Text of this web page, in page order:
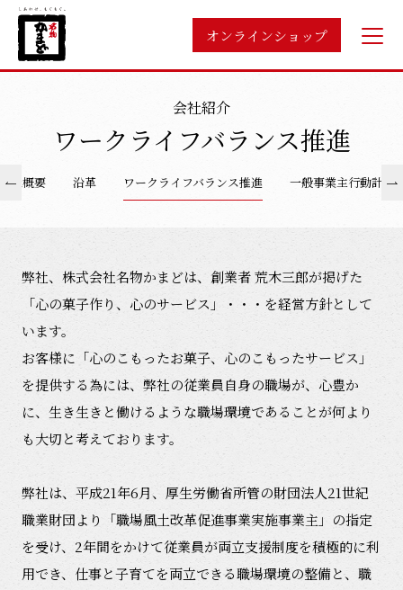
オンラインショップ
会社紹介
ワークライフバランス推進
会社概要 沿革 ワークライフバランス推進 一般事業主行動計画
弊社、株式会社名物かまどは、創業者 荒木三郎が掲げた
「心の菓子作り、心のサービス」・・・を経営方針として
います。
お客様に「心のこもったお菓子、心のこもったサービス」
を提供する為には、弊社の従業員自身の職場が、心豊か
に、生き生きと働けるような職場環境であることが何より
も大切と考えております。
弊社は、平成21年6月、厚生労働省所管の財団法人21世紀
職業財団より「職場風土改革促進事業実施事業主」の指定
を受け、2年間をかけて従業員が両立支援制度を積極的に利
用でき、仕事と子育てを両立できる職場環境の整備と、職